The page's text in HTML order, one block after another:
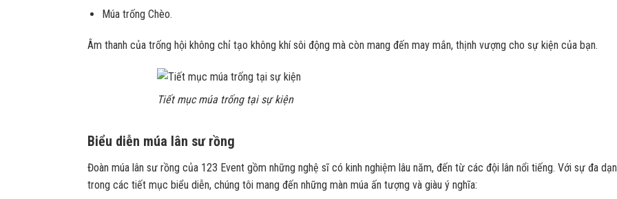
Múa trống Chèo.
Âm thanh của trống hội không chỉ tạo không khí sôi động mà còn mang đến may mắn, thịnh vượng cho sự kiện của bạn.
Tiết mục múa trống tại sự kiện
Biểu diễn múa lân sư rồng
Đoàn múa lân sư rồng của 123 Event gồm những nghệ sĩ có kinh nghiệm lâu năm, đến từ các đội lân nổi tiếng. Với sự đa
trong các tiết mục biểu diễn, chúng tôi mang đến những màn múa ấn tượng và giàu ý nghĩa: